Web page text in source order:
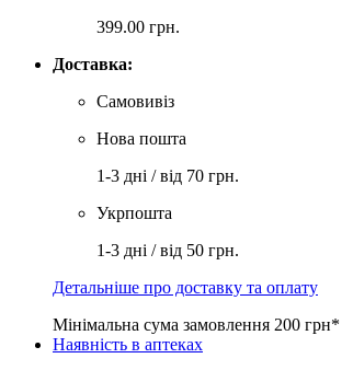
399.00 грн.
Доставка:
Самовивіз
Нова пошта
1-3 дні / від 70 грн.
Укрпошта
1-3 дні / від 50 грн.
Детальніше про доставку та оплату
Мінімальна сума замовлення 200 грн*
Наявність в аптеках